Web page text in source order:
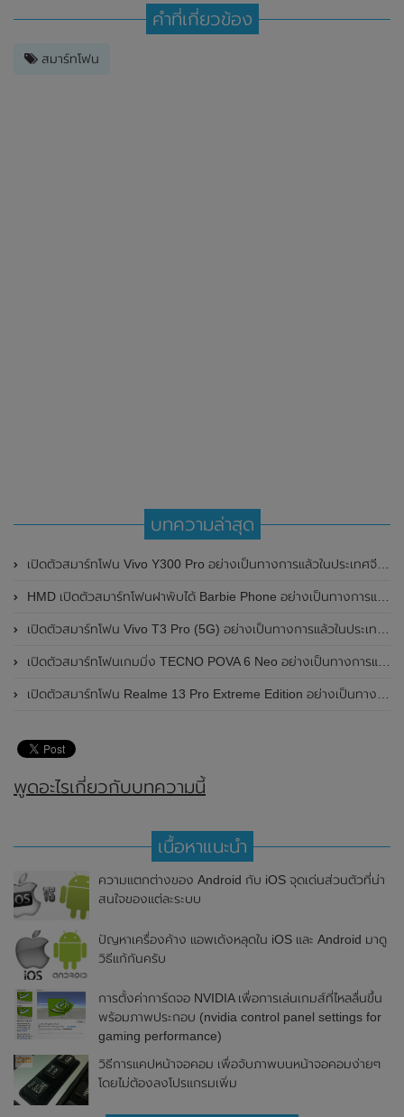
คำที่เกี่ยวข้อง
สมาร์ทโฟน
บทความล่าสุด
เปิดตัวสมาร์ทโฟน Vivo Y300 Pro อย่างเป็นทางการแล้วในประเทศจีน มาพร้อมดีไซน์พรีเมี่ยม ทนทาน และแบตเตอรี่สุดอึดขนาดใหญ่ 6,500mAh พร้อมรองรับการชาร์จไว 80W
HMD เปิดตัวสมาร์ทโฟนฝาพับได้ Barbie Phone อย่างเป็นทางการแล้ว มาพร้อมธีมสีชมพูสดใส
เปิดตัวสมาร์ทโฟน Vivo T3 Pro (5G) อย่างเป็นทางการแล้วในประเทศอินเดีย
เปิดตัวสมาร์ทโฟนเกมมิ่ง TECNO POVA 6 Neo อย่างเป็นทางการแล้วในประเทศไทย ในราคา 8,499 บาท
เปิดตัวสมาร์ทโฟน Realme 13 Pro Extreme Edition อย่างเป็นทางการแล้วในประเทศจีน
พูดอะไรเกี่ยวกับบทความนี้
เนื้อหาแนะนำ
ความแตกต่างของ Android กับ iOS จุดเด่นส่วนตัวที่น่า
สนใจของแต่ละระบบ
ปัญหาเครื่องค้าง แอพเด้งหลุดใน iOS และ Android มาดู
วิธีแก้กันครับ
การตั้งค่าการ์ดจอ NVIDIA เพื่อการเล่นเกมส์ที่ไหลลื่นขึ้น
พร้อมภาพประกอบ (nvidia control panel settings for
gaming performance)
วิธีการแคปหน้าจอคอม เพื่อจับภาพบนหน้าจอคอมง่ายๆ
โดยไม่ต้องลงโปรแกรมเพิ่ม